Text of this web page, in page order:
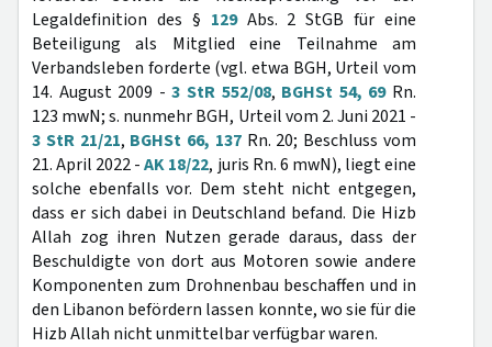
Legaldefinition des § 129Abs. 2 StGB für eine
Beteiligung als Mitglied eine Teilnahme am
Verbandsleben forderte (vgl. etwa BGH, Urteil vom
14. August 2009 -3 StR 552/08, BGHSt 54, 69Rn.
123 mwN; s. nunmehr BGH, Urteil vom 2. Juni 2021 -
3 StR 21/21, BGHSt 66, 137Rn. 20; Beschluss vom
21. April 2022 -AK 18/22, juris Rn. 6 mwN), liegt eine
solche ebenfalls vor. Dem steht nicht entgegen,
dass er sich dabei in Deutschland befand. Die Hizb
Allah zog ihren Nutzen gerade daraus, dass der
Beschuldigte von dort aus Motoren sowie andere
Komponenten zum Drohnenbau beschaffen und in
den Libanon befördern lassen konnte, wo sie für die
Hizb Allah nicht unmittelbar verfügbar waren.